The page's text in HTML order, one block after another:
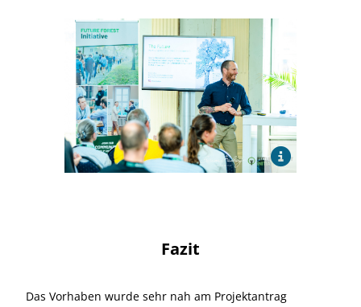
Fazit
Das Vorhaben wurde sehr nah am Projektantrag